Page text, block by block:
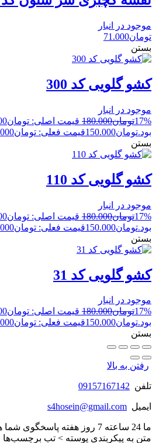
موجود در انبار
تومان71.000
بستن
کشو گلویی کد 300
موجود در انبار
17%تومان180.000
بود.تومان150.000قیمت فعلی: تومان150.000.
بستن
کشو گلویی کد 110
موجود در انبار
17%تومان180.000
بود.تومان150.000قیمت فعلی: تومان150.000.
بستن
کشو گلویی کد 31
موجود در انبار
17%تومان180.000
بود.تومان150.000قیمت فعلی: تومان150.000.
بستن
رفتن به بالا
تلفن 09157167142
ایمیل s4hosein@gmail.com
ما 24 ساعته 7 روز هفته
متن به پیکربندی پوسته > تب برچسب‌ها